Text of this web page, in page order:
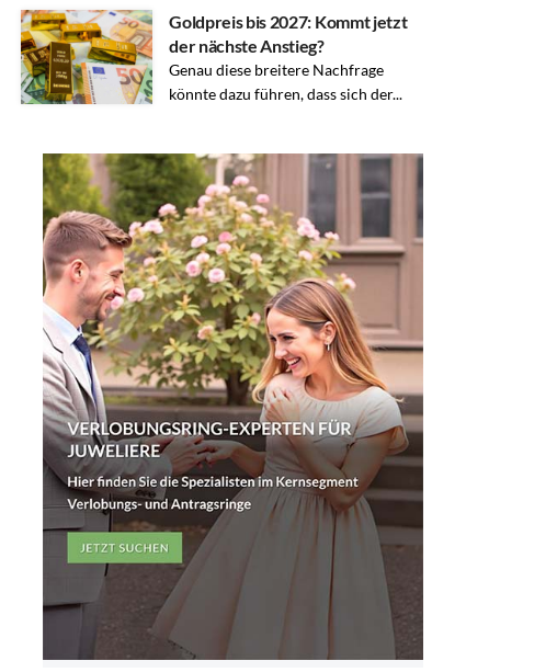
Goldpreis bis 2027: Kommt jetzt
der nächste Anstieg?
Genau diese breitere Nachfrage
könnte dazu führen, dass sich der...